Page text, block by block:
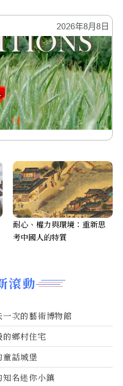
2026年8月8日
滾動
次的藝術博物館
鄉村住宅
話城堡
知名迷你小鎮
耐心、權力與環境：重新思
考中國人的特質